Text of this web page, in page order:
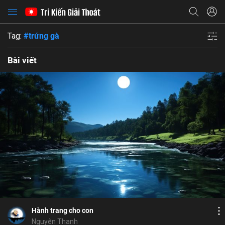
Tag: #trứng gà
Bài viết
con cái tinh thần cúng dường bố thí
13
Hành trang cho con
Nguyên Thanh
Bỏ chọn
Bỏ chọn
Bỏ chọn
Bình luận
Lưu
Họ và tên